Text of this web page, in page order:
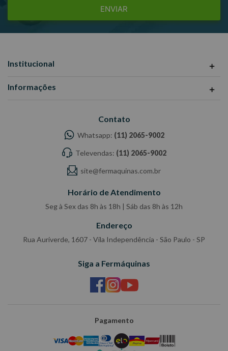
ENVIAR
Institucional
Informações
Contato
Whatsapp: (11) 2065-9002
Televendas: (11) 2065-9002
site@fermaquinas.com.br
Horário de Atendimento
Seg à Sex das 8h às 18h | Sáb das 8h às 12h
Endereço
Rua Auriverde, 1607 - Vila Independência - São Paulo - SP
Siga a Fermáquinas
Pagamento